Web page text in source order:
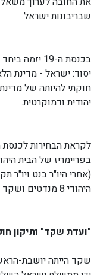
שבריבונות ישראל.
בכנסת ה-19
יסוד: ישראל - מדינת
חוקתי להיותה של
יהודית ודמוקרטית.
לקראת הבחירות
בפריימריז של הבית
(אחרי היו"ר בנט ויו"ר
היהודי 8 מנדטים ושקד נכנסה לכנסת.
"ועדת שקד" ותיקון
שקד הייתה יושבת-